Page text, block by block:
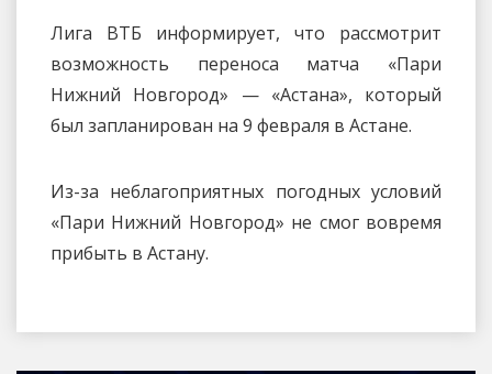
Лига ВТБ информирует, что рассмотрит
возможность переноса матча «Пари
Нижний Новгород» — «Астана», который
был запланирован на 9 февраля в Астане.
Из-за неблагоприятных погодных условий
«Пари Нижний Новгород» не смог вовремя
прибыть в Астану.